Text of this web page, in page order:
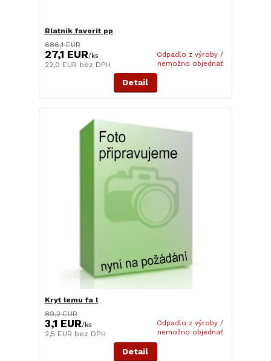
Blatník favorit pp
686,1 EUR
27,1 EUR/ks
22,0 EUR bez DPH
Odpadlo z výroby /
nemožno objednať
Detail
Kryt lemu fa l
89,2 EUR
3,1 EUR/ks
2,5 EUR bez DPH
Odpadlo z výroby /
nemožno objednať
Detail